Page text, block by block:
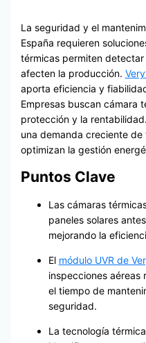
La seguridad y el
España requieren
térmicas permiten
afecten la producción.
aporta eficiencia y
Empresas buscan cámara
protección y la
una demanda creciente
optimizan la gestión
Puntos Clave
Las cámaras
paneles solares
mejorando la
El módulo UVR de
inspecciones aéreas
el tiempo de
seguridad.
La tecnología